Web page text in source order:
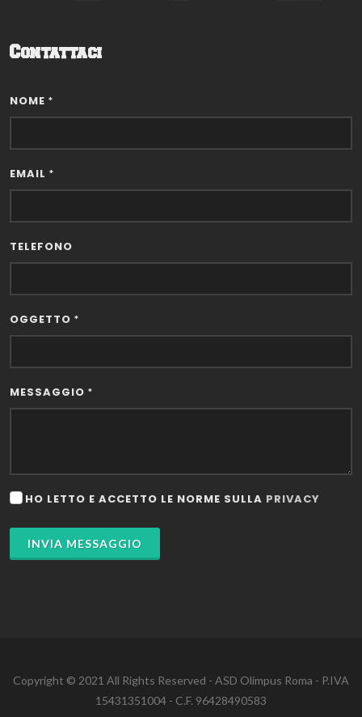
Contattaci
NOME *
EMAIL *
TELEFONO
OGGETTO *
MESSAGGIO *
HO LETTO E ACCETTO LE NORME SULLA PRIVACY
INVIA MESSAGGIO
Copyright © 2021 All Rights Reserved - ASD Olimpus Roma - P.IVA
15431351004 - C.F. 96428490583